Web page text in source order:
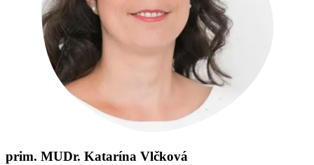
prim. MUDr. Katarína Vlčková